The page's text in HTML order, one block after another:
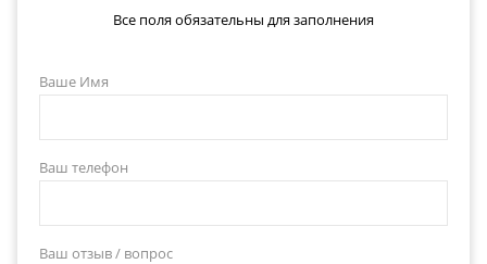
Все поля обязательны для заполнения
Ваше Имя
Ваш телефон
Ваш отзыв / вопрос